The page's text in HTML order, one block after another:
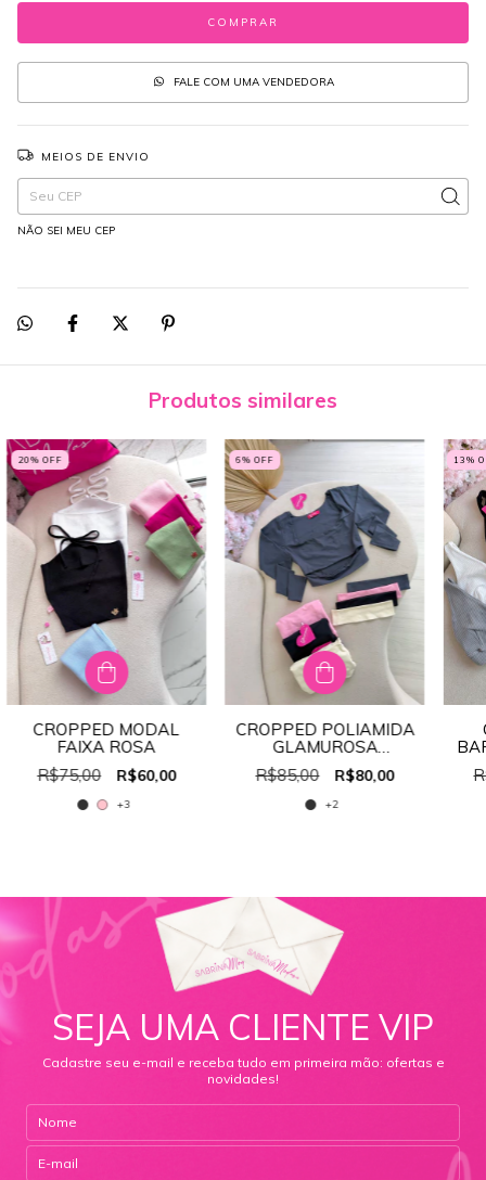
FALE COM UMA VENDEDORA
MEIOS DE ENVIO
Entregas para o CEP:
ALTERAR CEP
NÃO SEI MEU CEP
Produtos similares
20% OFF
CROPPED MODAL
FAIXA ROSA
R$75,00
R$60,00
+3
6% OFF
CROPPED POLIAMIDA
GLAMUROSA
REF:30456
R$85,00 R$80,00
+2
13%
SEJA UMA CLIENTE VIP
Cadastre seu e-mail e receba tudo em primeira mão: ofertas e
novidades!